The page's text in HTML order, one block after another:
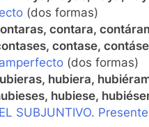
(dos formas)
contara,
contase,
(dos formas)
hubiera,
hubiese,
EL SUBJUNTIVO.